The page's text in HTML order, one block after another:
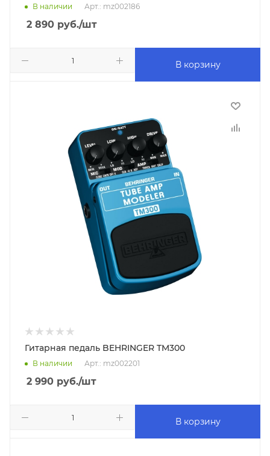
В наличии Арт.: mz002186
2 890 руб./шт
В корзину
Гитарная педаль BEHRINGER TM300
В наличии Арт.: mz002201
2 990 руб./шт
В корзину